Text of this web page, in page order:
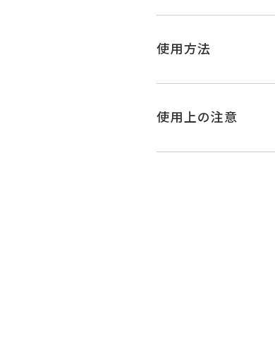
使用方法
使用上の注意